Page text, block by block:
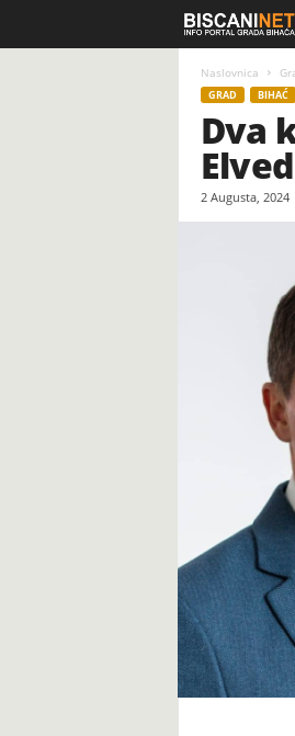
Naslovnica
GRAD BIHAĆ
Dva
2 Augusta, 2024